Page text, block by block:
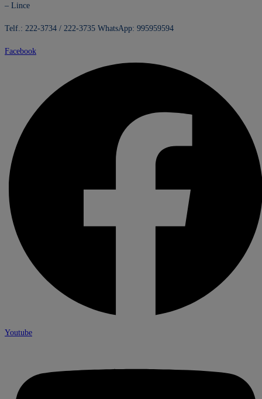
– Lince
Telf.: 222-3734 / 222-3735 WhatsApp: 995959594
Facebook
Youtube